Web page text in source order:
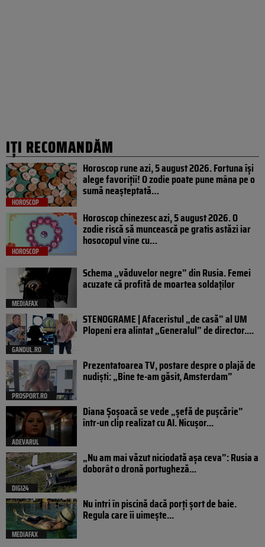
IȚI RECOMANDĂM
HOROSCOP
Horoscop rune azi, 5 august 2026. Fortuna își
alege favoriții! O zodie poate pune mâna pe o
sumă neașteptată…
HOROSCOP
Horoscop chinezesc azi, 5 august 2026. O
zodie riscă să muncească pe gratis astăzi iar
hosocopul vine cu…
MEDIAFAX
Schema „văduvelor negre” din Rusia. Femei
acuzate că profită de moartea soldaților
GANDUL.RO
STENOGRAME | Afaceristul „de casă” al UM
Plopeni era alintat „Generalul” de director....
PROSPORT.RO
Prezentatoarea TV, postare despre o plajă de
nudiști: „Bine te-am găsit, Amsterdam”
ADEVARUL
Diana Șoșoacă se vede „șefă de pușcărie”
într-un clip realizat cu AI. Nicușor...
DIGI24
„Nu am mai văzut niciodată așa ceva”: Rusia a
doborât o dronă portugheză...
MEDIAFAX
Nu intri în piscină dacă porți șort de baie.
Regula care îi uimește...